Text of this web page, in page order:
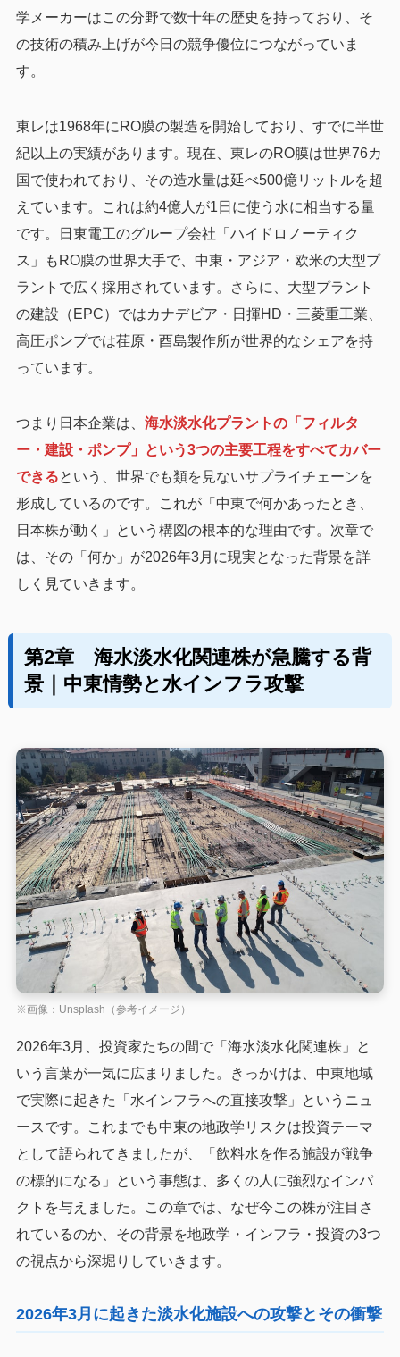
学メーカーはこの分野で数十年の歴史を持っており、そ
の技術の積み上げが今日の競争優位につながっていま
す。
東レは1968年にRO膜の製造を開始しており、すでに半世
紀以上の実績があります。現在、東レのRO膜は世界76カ
国で使われており、その造水量は延べ500億リットルを超
えています。これは約4億人が1日に使う水に相当する量
です。日東電工のグループ会社「ハイドロノーティク
ス」もRO膜の世界大手で、中東・アジア・欧米の大型プ
ラントで広く採用されています。さらに、大型プラント
の建設（EPC）ではカナデビア・日揮HD・三菱重工業、
高圧ポンプでは荏原・酉島製作所が世界的なシェアを持
っています。
つまり日本企業は、 海水淡水化プラントの「フィルタ
ー・建設・ポンプ」という3つの主要工程をすべてカバー
できるという、世界でも類を見ないサプライチェーンを
形成しているのです。これが「中東で何かあったとき、
日本株が動く」という構図の根本的な理由です。次章で
は、その「何か」が2026年3月に現実となった背景を詳
しく見ていきます。
第2章 海水淡水化関連株が急騰する背
景｜中東情勢と水インフラ攻撃
※画像：Unsplash（参考イメージ）
2026年3月、投資家たちの間で「海水淡水化関連株」と
いう言葉が一気に広まりました。きっかけは、中東地域
で実際に起きた「水インフラへの直接攻撃」というニュ
ースです。これまでも中東の地政学リスクは投資テーマ
として語られてきましたが、「飲料水を作る施設が戦争
の標的になる」という事態は、多くの人に強烈なインパ
クトを与えました。この章では、なぜ今この株が注目さ
れているのか、その背景を地政学・インフラ・投資の3つ
の視点から深堀りしていきます。
2026年3月に起きた淡水化施設への攻撃とその衝撃